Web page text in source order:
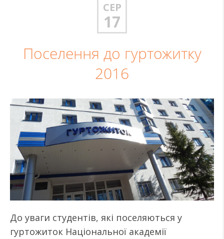
СЕР
17
Поселення до гуртожитку
2016
До уваги студентів, які поселяються у
гуртожиток Національної академії